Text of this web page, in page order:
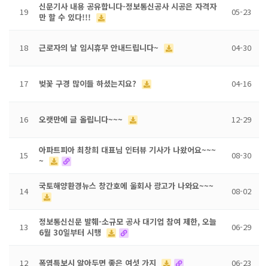
19
신문기사 내용 공유합니다-정보통신공사 시공은 자격자
만 할 수 있다!!!
05-23
18 근로자의 날 임시휴무 안내드립니다~ 04-30
17 벚꽃 구경 많이들 하셨는지요? 04-16
16 오랫만에 글 올립니다~~~ 12-29
15
아파트피아 최창희 대표님 인터뷰 기사가 나왔어요~~~
~
08-30
14 국토해양환경뉴스 창간호에 울회사 광고가 나와요~~~ 08-02
13
정보통신신문 발췌-소규모 공사 대기업 참여 제한, 오늘
6월 30일부터 시행
06-29
12 폭염특보시 알아두면 좋은 여섯 가지 06-23